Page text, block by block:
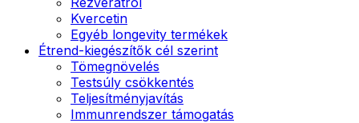
Kvercetin
Egyéb longevity termékek
Étrend-kiegészítők cél szerint
Tömegnövelés
Testsúly csökkentés
Teljesítményjavítás
Immunrendszer támogatás